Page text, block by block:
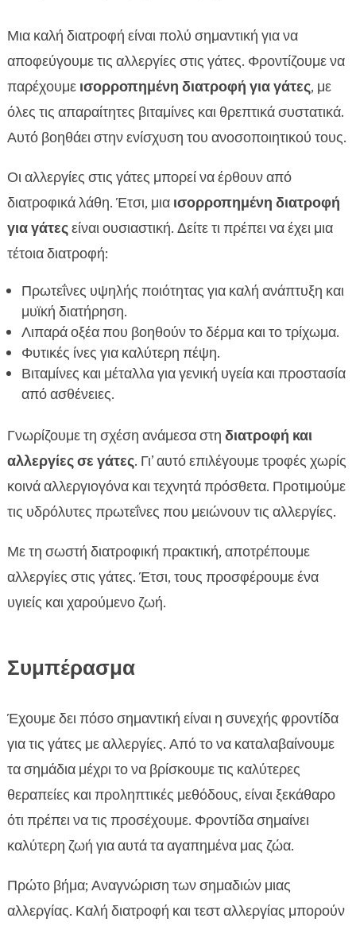
Μια καλή διατροφή είναι πολύ σημαντική για να
αποφεύγουμε τις αλλεργίες στις γάτες. Φροντίζουμε να
παρέχουμε ισορροπημένη διατροφή για γάτες, με
όλες τις απαραίτητες βιταμίνες και θρεπτικά συστατικά.
Αυτό βοηθάει στην ενίσχυση του ανοσοποιητικού τους.
Οι αλλεργίες στις γάτες μπορεί να έρθουν από
διατροφικά λάθη. Έτσι, μια ισορροπημένη διατροφή
για γάτεςείναι ουσιαστική. Δείτε τι πρέπει να έχει μια
τέτοια διατροφή:
Πρωτεΐνες υψηλής ποιότητας για καλή ανάπτυξη και
μυϊκή διατήρηση.
Λιπαρά οξέα που βοηθούν το δέρμα και το τρίχωμα.
Φυτικές ίνες για καλύτερη πέψη.
Βιταμίνες και μέταλλα για γενική υγεία και προστασία
από ασθένειες.
Γνωρίζουμε τη σχέση ανάμεσα στη διατροφή και
αλλεργίες σε γάτες. Γι’ αυτό επιλέγουμε τροφές χωρίς
κοινά αλλεργιογόνα και τεχνητά πρόσθετα. Προτιμούμε
τις υδρόλυτες πρωτεΐνες που μειώνουν τις αλλεργίες.
Με τη σωστή διατροφική πρακτική, αποτρέπουμε
αλλεργίες στις γάτες. Έτσι, τους προσφέρουμε ένα
υγιείς και χαρούμενο ζωή.
Συμπέρασμα
Έχουμε δει πόσο σημαντική είναι η συνεχής φροντίδα
για τις γάτες με αλλεργίες. Από το να καταλαβαίνουμε
τα σημάδια μέχρι το να βρίσκουμε τις καλύτερες
θεραπείες και προληπτικές μεθόδους, είναι ξεκάθαρο
ότι πρέπει να τις προσέχουμε. Φροντίδα σημαίνει
καλύτερη ζωή για αυτά τα αγαπημένα μας ζώα.
Πρώτο βήμα; Αναγνώριση των σημαδιών μιας
αλλεργίας. Καλή διατροφή και τεστ αλλεργίας μπορούν